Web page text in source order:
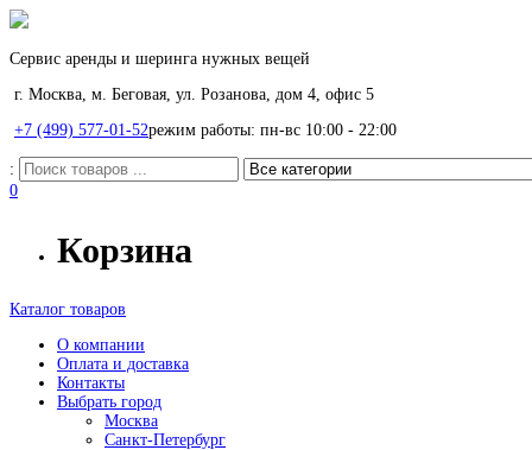
Сервис аренды и шеринга нужных вещей
г. Москва, м. Беговая, ул. Розанова, дом 4, офис 5
+7 (499) 577-01-52режим работы: пн-вс 10:00 - 22:00
:
0
Корзина
Каталог товаров
О компании
Оплата и доставка
Контакты
Выбрать город
Москва
Санкт-Петербург